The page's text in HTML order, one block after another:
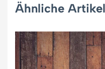
Ähnliche Artikel